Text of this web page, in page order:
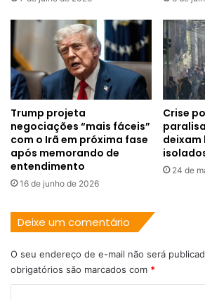
Trump projeta
negociações “mais fáceis”
com o Irã em próxima fase
após memorando de
entendimento
16 de junho de 2026
Crise
deixam
24 de
Deixe um comentário
O seu endereço de e-mail não será
obrigatórios são marcados com *